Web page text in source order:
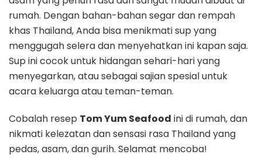
rumah. Dengan bahan-bahan segar dan rempah
khas Thailand, Anda bisa menikmati sup yang
menggugah selera dan menyehatkan ini kapan saja.
Sup ini cocok untuk hidangan sehari-hari yang
menyegarkan, atau sebagai sajian spesial untuk
acara keluarga atau teman-teman.
Cobalah resep Tom Yum Seafood ini di rumah, dan
nikmati kelezatan dan sensasi rasa Thailand yang
pedas, asam, dan gurih. Selamat mencoba!